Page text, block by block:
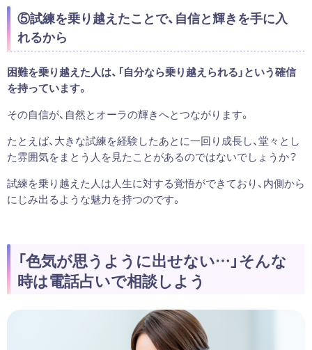
⑤試練を乗り越えたことで、自信と輝きを手に入
れるから
困難を乗り越えた人は、「自分なら乗り越えられる」という確信
を持っています。
その自信が、自然とオーラの輝きへとつながります。
たとえば、大きな試練を経験したあとに一回り成長し、堂々とし
た雰囲気をまとう人を見たことがあるのではないでしょうか？
試練を乗り越えた人は人生に対する覚悟ができており、内側から
にじみ出るような魅力を持つのです。
「色気が思うように出せない…」そんな
時は電話占いで相談しよう